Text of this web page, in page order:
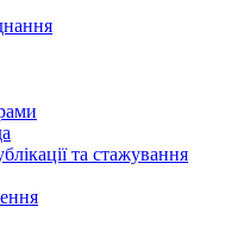
та стажування